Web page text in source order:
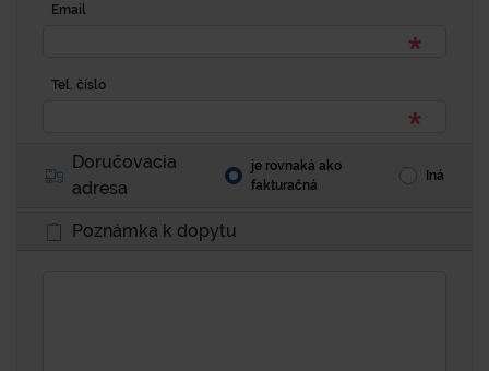
Email
Tel. číslo
Doručovacia
adresa
je rovnaká ako
fakturačná
Iná
Poznámka k dopytu